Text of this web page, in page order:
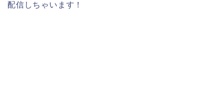
配信しちゃいます！